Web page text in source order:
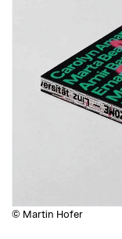
© Martin Hofer